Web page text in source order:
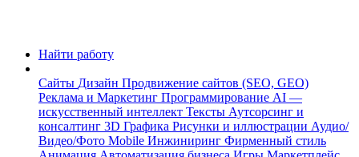
Найти работу
Сайты Дизайн Продвижение сайтов (SEO, GEO)
Реклама и Маркетинг Программирование AI —
искусственный интеллект Тексты Аутсорсинг и
консалтинг 3D Графика Рисунки и иллюстрации Аудио/
Видео/Фото Mobile Инжиниринг Фирменный стиль